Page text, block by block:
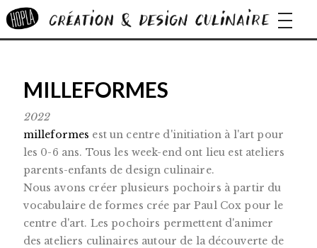
MILLEFORMES
2022
milleformes est un centre d'initiation à l'art pour
les 0-6 ans. Tous les week-end ont lieu est ateliers
parents-enfants de design culinaire.
Nous avons créer plusieurs pochoirs à partir du
vocabulaire de formes crée par Paul Cox pour le
centre d'art. Les pochoirs permettent d'animer
des ateliers culinaires autour de la découverte de